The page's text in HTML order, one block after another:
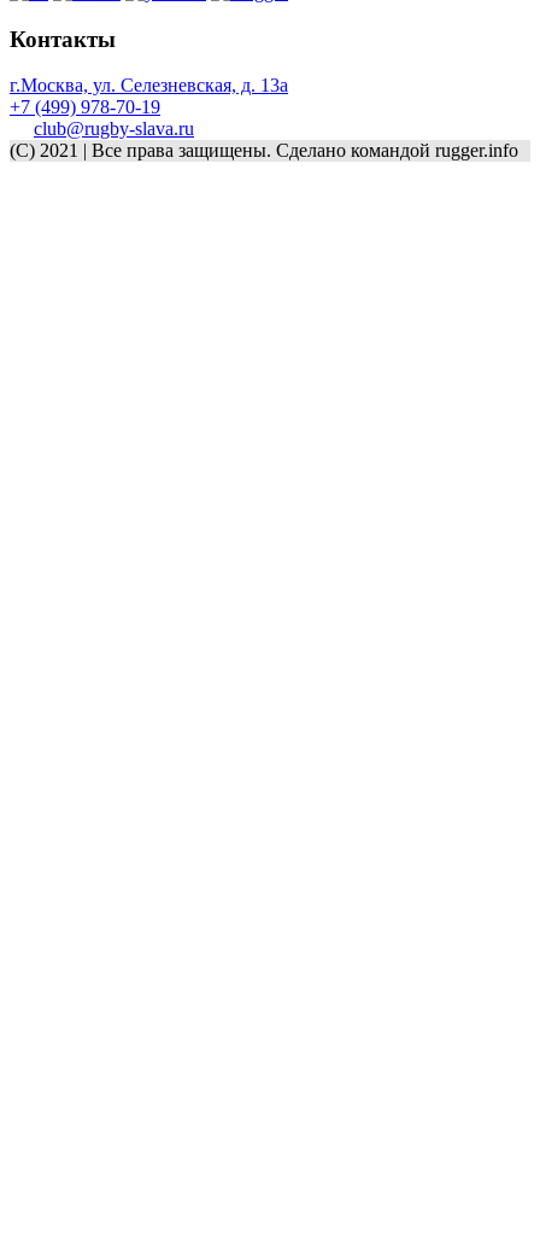
Контакты
г.Москва, ул. Селезневская, д. 13a
+7 (499) 978-70-19
club@rugby-slava.ru
(C) 2021 | Все права защищены. Сделано командой rugger.info